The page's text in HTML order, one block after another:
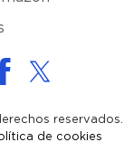
reservados.
de cookies